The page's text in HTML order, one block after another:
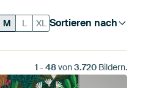
Sortieren nach
M L XL
1 - 48von3.720Bildern.